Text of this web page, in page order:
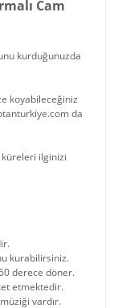
Cam
kurduğunuzda
koyabileceğiniz
da
küreleri ilginizi
kurabilirsiniz.
derece döner.
etmektedir.
vardır.